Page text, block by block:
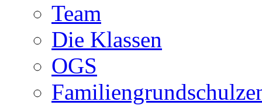
Team
Die Klassen
OGS